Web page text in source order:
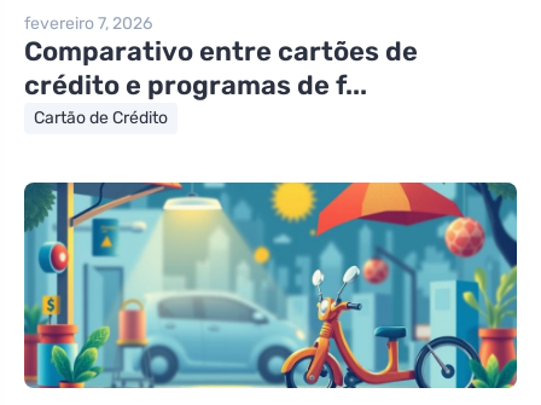
fevereiro 7, 2026
Comparativo entre cartões de
crédito e programas de f...
Cartão de Crédito